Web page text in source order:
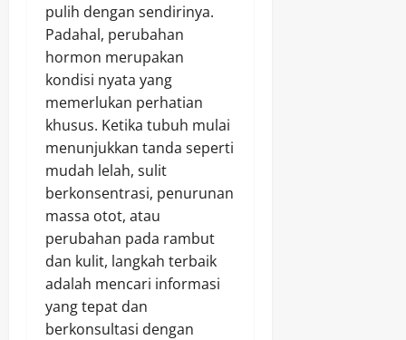
pulih dengan sendirinya.
Padahal, perubahan
hormon merupakan
kondisi nyata yang
memerlukan perhatian
khusus. Ketika tubuh mulai
menunjukkan tanda seperti
mudah lelah, sulit
berkonsentrasi, penurunan
massa otot, atau
perubahan pada rambut
dan kulit, langkah terbaik
adalah mencari informasi
yang tepat dan
berkonsultasi dengan